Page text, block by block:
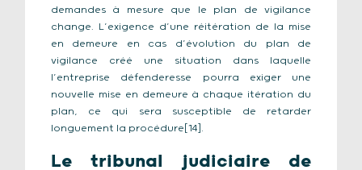
demandes à mesure que le plan de vigilance
change. L’exigence d’une réitération de la mise
en demeure en cas d’évolution du plan de
vigilance créé une situation dans laquelle
l’entreprise défenderesse pourra exiger une
nouvelle mise en demeure à chaque itération du
plan, ce qui sera susceptible de retarder
longuement la procédure[14].
Le tribunal judiciaire de